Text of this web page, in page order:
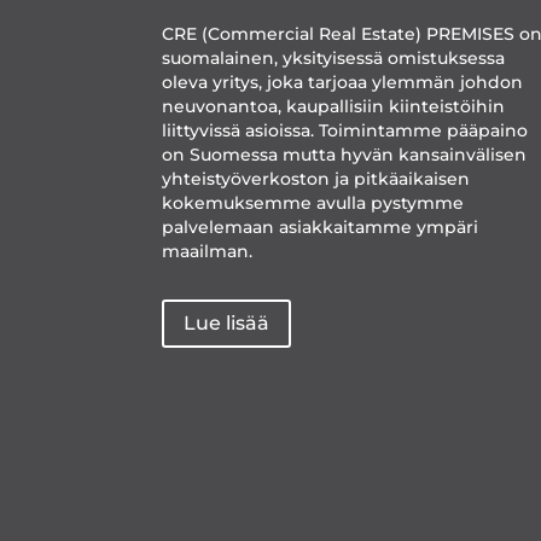
CRE (Commercial Real Estate) PREMISES
suomalainen, yksityisessä omistuksessa
oleva yritys, joka tarjoaa ylemmän johdon
neuvonantoa, kaupallisiin kiinteistöihin
liittyvissä asioissa. Toimintamme pääpaino
on Suomessa mutta hyvän kansainvälisen
yhteistyöverkoston ja pitkäaikaisen
kokemuksemme avulla pystymme
palvelemaan asiakkaitamme ympäri
maailman.
Lue lisää